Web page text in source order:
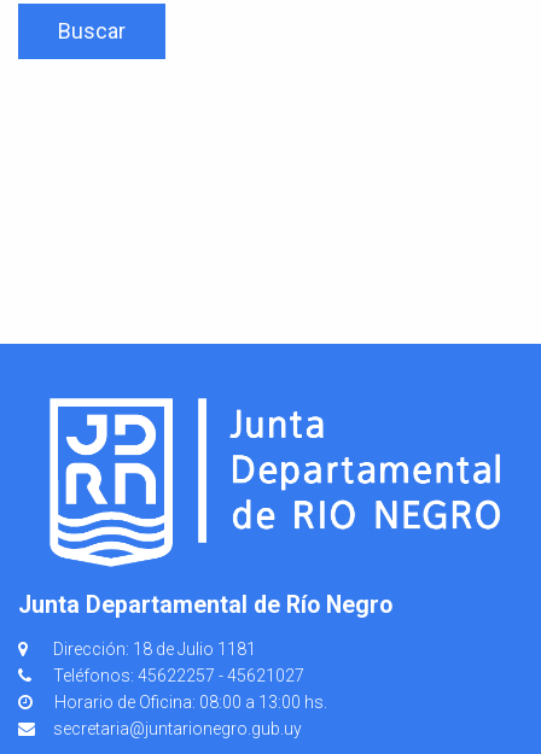
Buscar
Junta Departamental de Río Negro
Dirección: 18 de Julio 1181
Teléfonos: 45622257 - 45621027
Horario de Oficina: 08:00 a 13:00 hs.
secretaria@juntarionegro.gub.uy